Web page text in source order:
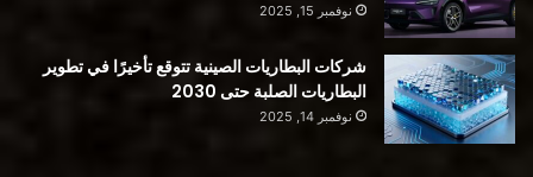
نوفمبر 15, 2025
شركات البطاريات الصينية تتوقع تأخيرًا في تطوير
البطاريات الصلبة حتى 2030
نوفمبر 14, 2025